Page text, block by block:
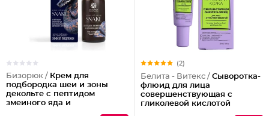
Бизорюк / Крем для
подбородка шеи и зоны
декольте с пептидом
змеиного яда и
(2)
Белита - Витекс / Сыворотка-
флюид для лица
совершенствующая с
гликолевой кислотой